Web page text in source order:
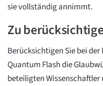
sie vollständig annimmt.
Zu
Berücksichtigen Sie bei
Quantum Flash die
beteiligten Wissenschaftler